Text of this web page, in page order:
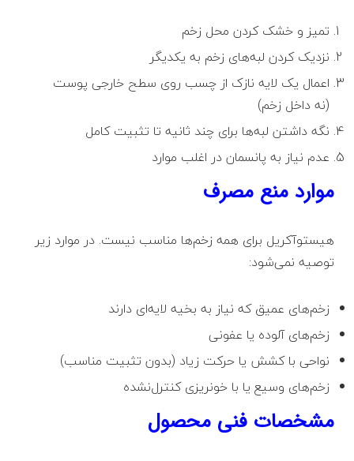
تمیز و خشک کردن محل زخم
نزدیک کردن لبه‌های زخم به یکدیگر
اعمال یک لایه نازک از چسب روی سطح خارجی پوست
(نه داخل زخم)
نگه داشتن لبه‌ها برای چند ثانیه تا تثبیت کامل
عدم نیاز به پانسمان در اغلب موارد
موارد منع مصرف
هیستوآکریل برای همه زخم‌ها مناسب نیست. در موارد زیر
توصیه نمی‌شود:
زخم‌های عمیق که نیاز به بخیه لایه‌ای دارند
زخم‌های آلوده یا عفونی
نواحی با کشش یا حرکت زیاد (بدون تثبیت مناسب)
زخم‌های وسیع یا با خونریزی کنترل‌نشده
مشخصات فنی محصول